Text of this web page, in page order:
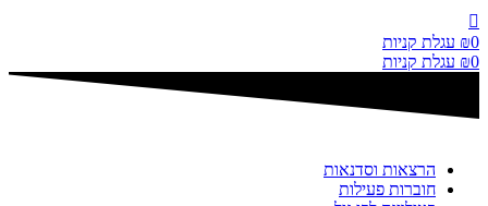
דלג
לתוכן
₪0
עגלת קניות
₪0 עגלת קניות
הרצאות וסדנאות
חוברות פעילות